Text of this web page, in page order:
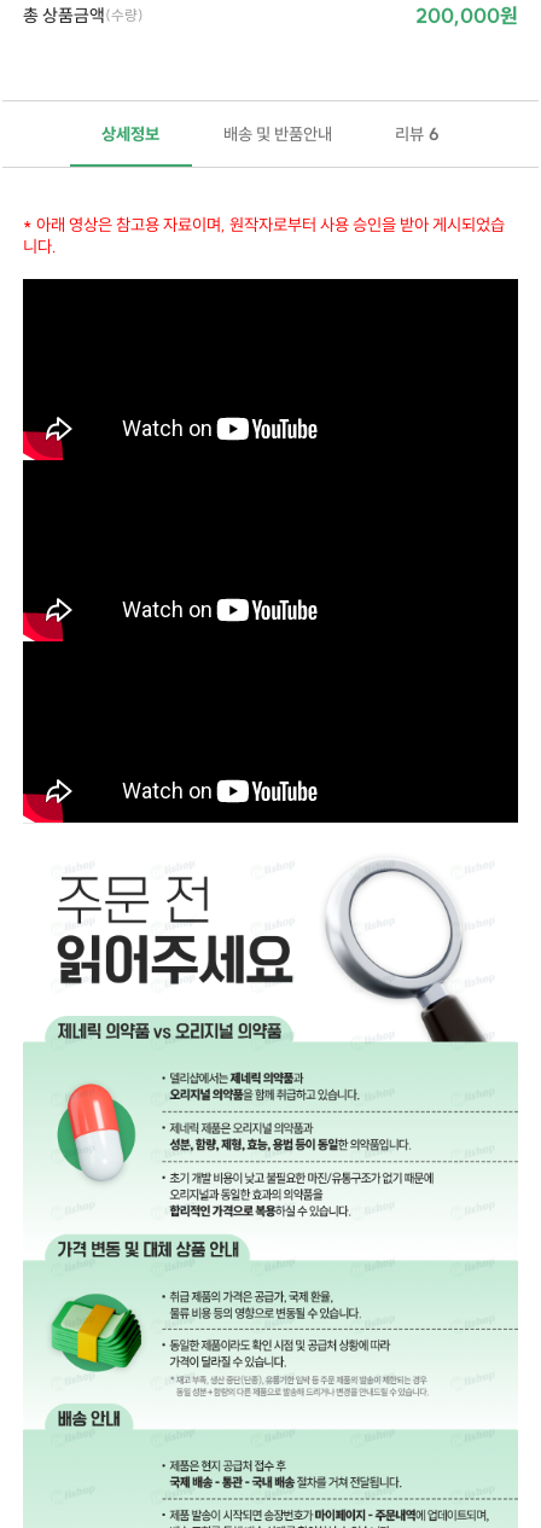
총 상품금액(수량) 200,000원
상세정보 배송 및 반품안내 리뷰 6
* 아래 영상은 참고용 자료이며, 원작자로부터 사용 승인을 받아 게시되었습
니다.